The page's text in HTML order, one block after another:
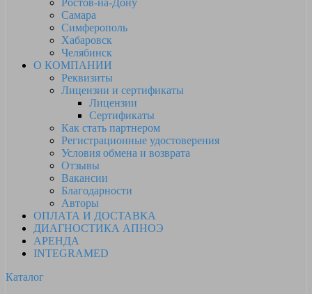
Ростов-на-Дону
Самара
Симферополь
Хабаровск
Челябинск
О КОМПАНИИ
Реквизиты
Лицензии и сертификаты
Лицензии
Сертификаты
Как стать партнером
Регистрационные удостоверения
Условия обмена и возврата
Отзывы
Вакансии
Благодарности
Авторы
ОПЛАТА И ДОСТАВКА
ДИАГНОСТИКА АПНОЭ
АРЕНДА
INTEGRAMED
Каталог